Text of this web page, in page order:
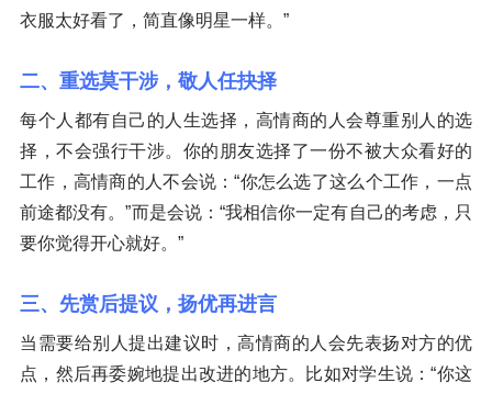
衣服太好看了，简直像明星一样。”
二、重选莫干涉，敬人任抉择
每个人都有自己的人生选择，高情商的人会尊重别人的选
择，不会强行干涉。你的朋友选择了一份不被大众看好的
工作，高情商的人不会说：“你怎么选了这么个工作，一点
前途都没有。”而是会说：“我相信你一定有自己的考虑，只
要你觉得开心就好。”
三、先赏后提议，扬优再进言
当需要给别人提出建议时，高情商的人会先表扬对方的优
点，然后再委婉地提出改进的地方。比如对学生说：“你这